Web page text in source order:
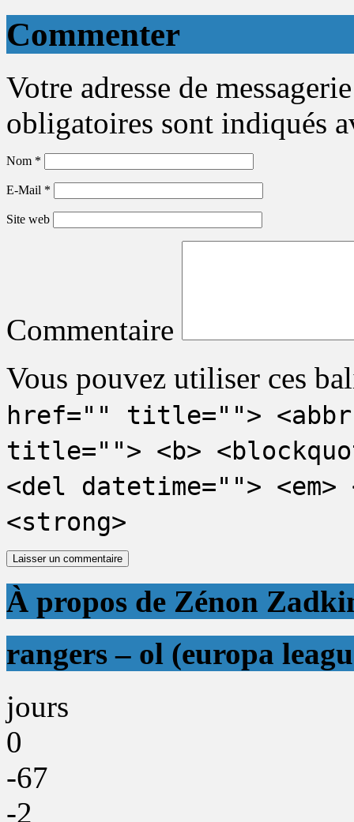
Commenter
Votre adresse de
obligatoires sont indiqués
Nom *
E-Mail *
Site web
Commentaire
Vous pouvez utiliser ces
href="" title="">
title=""> <b>
<del datetime="">
<strong>
À propos de Zénon
rangers – ol (europa
jours
0
-67
-2